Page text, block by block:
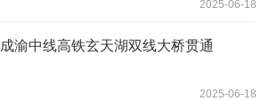
2025-06-18
成渝中线高铁玄天湖双线大桥贯通
2025-06-18